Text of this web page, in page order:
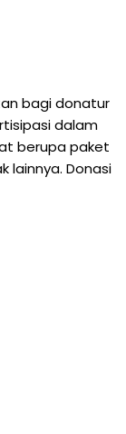
bagi donatur
dalam
berupa paket
lainnya. Donasi